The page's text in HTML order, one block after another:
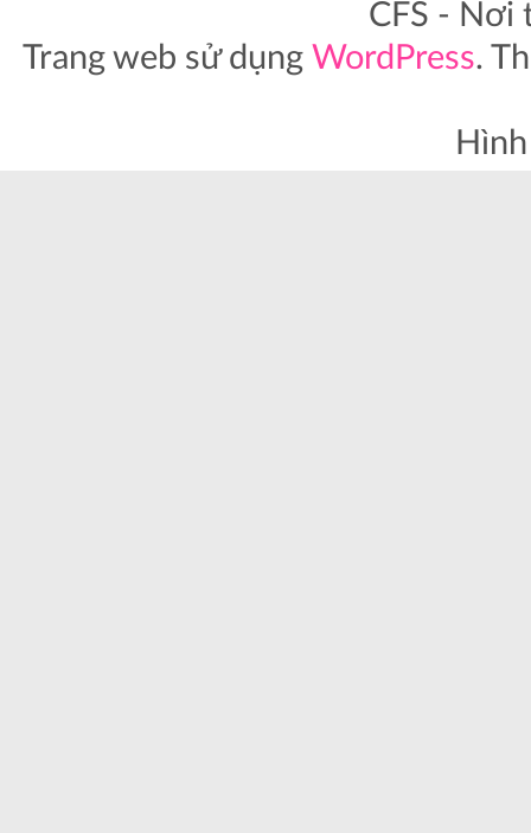
CFS - Nơi
Trang web sử dụngWordPress.